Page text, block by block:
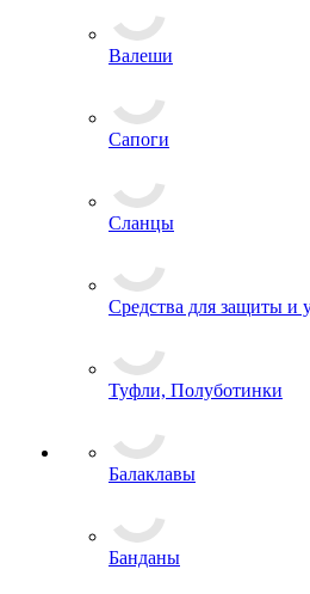
Сапоги
Сланцы
Средства для защиты и
Балаклавы